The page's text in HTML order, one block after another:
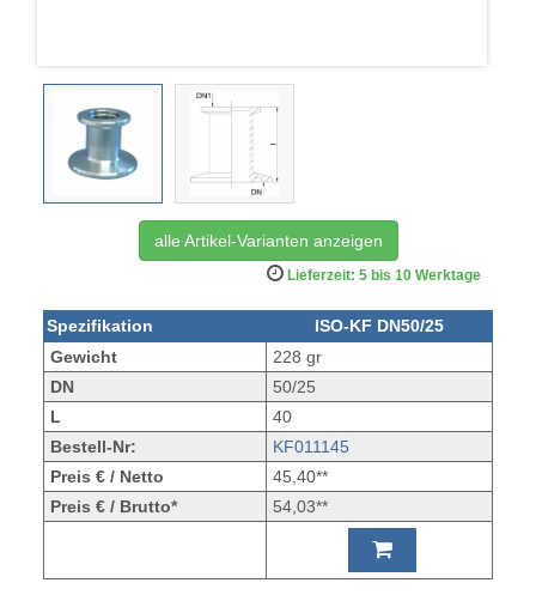
alle Artikel-Varianten anzeigen
Lieferzeit: 5 bis 10 Werktage
Spezifikation
ISO-KF DN50/25
Gewicht
228 gr
DN
50/25
L
40
Bestell-Nr:
KF011145
Preis € / Netto
45,40**
Preis € / Brutto*
54,03**